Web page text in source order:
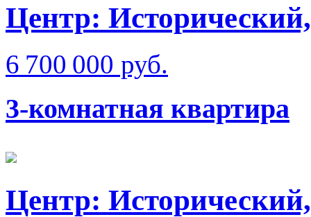
Центр:
6 700 000 руб.
3-комнатная квартира
Центр: